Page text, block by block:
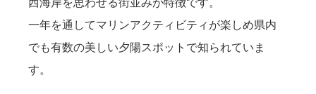
西海岸を思わせる街並みが特徴です。
一年を通してマリンアクティビティが楽しめ県内
でも有数の美しい夕陽スポットで知られていま
す。